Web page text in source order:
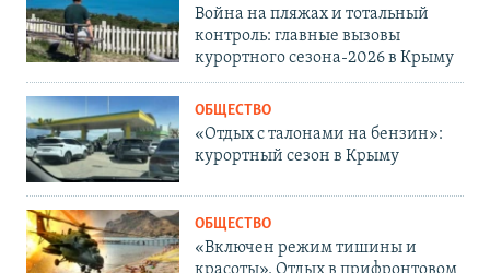
Война на пляжах и тотальный
контроль: главные вызовы
курортного сезона-2026 в Крыму
ОБЩЕСТВО
«Отдых с талонами на бензин»:
курортный сезон в Крыму
ОБЩЕСТВО
«Включен режим тишины и
красоты». Отдых в прифронтовом